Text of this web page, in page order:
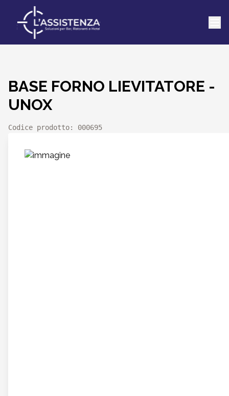
BASE FORNO LIEVITATORE -
UNOX
Codice prodotto: 000695